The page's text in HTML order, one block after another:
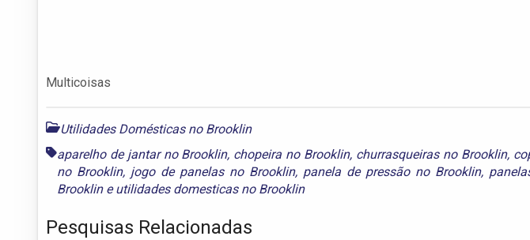
Multicoisas
Utilidades Domésticas no Brooklin
aparelho de jantar no Brooklin, chopeira no Brooklin, churrasqueiras no Brooklin,
no Brooklin, jogo de panelas no Brooklin, panela de pressão no Brooklin,
Brooklineutilidades domesticas no Brooklin
Pesquisas Relacionadas